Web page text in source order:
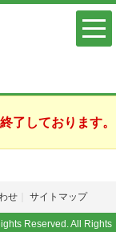
了しております。
せ サイトマップ
Reserved. All Rights